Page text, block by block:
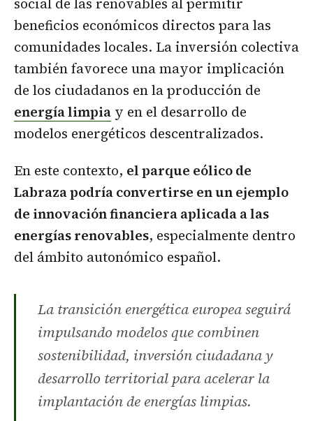
beneficios económicos directos para las
comunidades locales. La inversión colectiva
también favorece una mayor implicación
de los ciudadanos en la producción de
energía limpia y en el desarrollo de
modelos energéticos descentralizados.
En este contexto, el parque eólico de
Labraza podría convertirse en un ejemplo
de innovación financiera aplicada a las
energías renovables, especialmente dentro
del ámbito autonómico español.
La transición energética europea seguirá
impulsando modelos que combinen
sostenibilidad, inversión ciudadana y
desarrollo territorial para acelerar la
implantación de energías limpias.